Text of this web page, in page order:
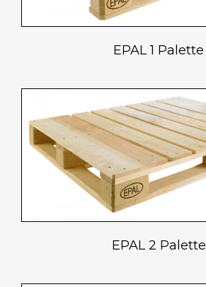
EPAL 1 Palette
EPAL 2 Palette